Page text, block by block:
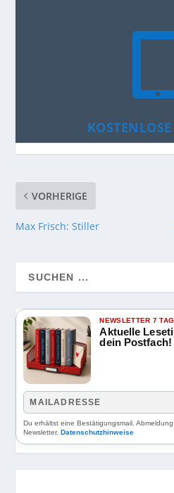
VORHERIGE
Max Frisch: Stiller
NEWSLETTER 7
Aktuelle
dein Postfach!
Du erhältst eine Bestätigungsmail.
Newsletter.Datenschutzhinweise